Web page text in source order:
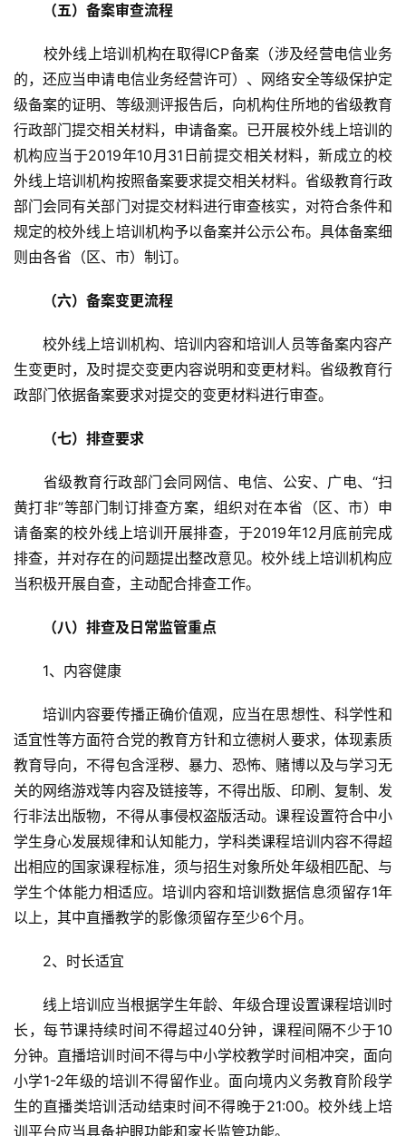
页
艺
坛
快
（五）备案审查流程
校外线上培训机构在取得ICP备案（涉及经营电信业务
的，还应当申请电信业务经营许可）、网络安全等级保护定
级备案的证明、等级测评报告后，向机构住所地的省级教育
行政部门提交相关材料，申请备案。已开展校外线上培训的
机构应当于2019年10月31日前提交相关材料，新成立的校
外线上培训机构按照备案要求提交相关材料。省级教育行政
部门会同有关部门对提交材料进行审查核实，对符合条件和
规定的校外线上培训机构予以备案并公示公布。具体备案细
则由各省（区、市）制订。
（六）备案变更流程
校外线上培训机构、培训内容和培训人员等备案内容产
生变更时，及时提交变更内容说明和变更材料。省级教育行
政部门依据备案要求对提交的变更材料进行审查。
（七）排查要求
省级教育行政部门会同网信、电信、公安、广电、“扫
黄打非”等部门制订排查方案，组织对在本省（区、市）申
请备案的校外线上培训开展排查，于2019年12月底前完成
排查，并对存在的问题提出整改意见。校外线上培训机构应
当积极开展自查，主动配合排查工作。
（八）排查及日常监管重点
1、内容健康
培训内容要传播正确价值观，应当在思想性、科学性和
适宜性等方面符合党的教育方针和立德树人要求，体现素质
教育导向，不得包含淫秽、暴力、恐怖、赌博以及与学习无
关的网络游戏等内容及链接等，不得出版、印刷、复制、发
行非法出版物，不得从事侵权盗版活动。课程设置符合中小
学生身心发展规律和认知能力，学科类课程培训内容不得超
出相应的国家课程标准，须与招生对象所处年级相匹配、与
学生个体能力相适应。培训内容和培训数据信息须留存1年
以上，其中直播教学的影像须留存至少6个月。
2、时长适宜
线上培训应当根据学生年龄、年级合理设置课程培训时
长，每节课持续时间不得超过40分钟，课程间隔不少于10
分钟。直播培训时间不得与中小学校教学时间相冲突，面向
小学1-2年级的培训不得留作业。面向境内义务教育阶段学
生的直播类培训活动结束时间不得晚于21:00。校外线上培
训平台应当具备护眼功能和家长监管功能。